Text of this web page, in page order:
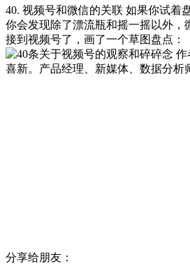
40. 视频号和微信的关联 如果你试着
你会发现除了漂流瓶和摇一摇以外，
接到视频号了，画了一个草图盘点：
作
喜新。产品经理、新媒体、数据分
分享给朋友：